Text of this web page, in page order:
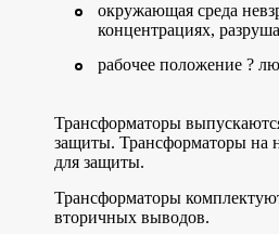
окружающая среда
концентрациях,
рабочее положение ?
Трансформаторы
защиты. Трансформаторы на
для защиты.
Трансформаторы
вторичных выводов.